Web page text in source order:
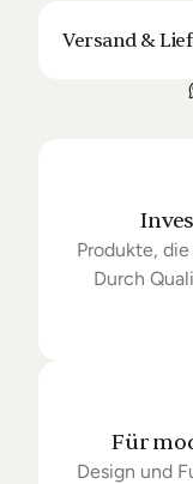
Versand &
Unsere
Lieferung unter
verzögern.
Produkte,
Durch
Für
Design und